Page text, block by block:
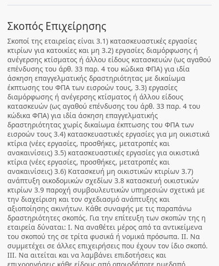
Σκοπός Επιχείρησης
Σκοποί της εταιρείας είναι 3.1) κατασκευαστικές εργασίες
κτιρίων για κατοικίες και μη 3.2) εργασίες διαμόρφωσης ή
ανέγερσης κτίσματος ή άλλου είδους κατασκευών (ως αγαθού
επένδυσης του άρθ. 33 παρ. 4 του κώδικα ΦΠΑ) για ιδία
άσκηση επαγγελματικής δραστηριότητας με δικαίωμα
έκπτωσης του ΦΠΑ των εισροών τους, 3.3) εργασίες
διαμόρφωσης ή ανέγερσης κτίσματος ή άλλου είδους
κατασκευών (ως αγαθού επένδυσης του άρθ. 33 παρ. 4 του
κώδικα ΦΠΑ) για ιδία άσκηση επαγγελματικής
δραστηριότητας χωρίς δικαίωμα έκπτωσης του ΦΠΑ των
εισροών τους 3.4) κατασκευαστικές εργασίες για μη οικιστικά
κτίρια (νέες εργασίες, προσθήκες, μετατροπές και
ανακαινίσεις) 3.5) κατασκευαστικές εργασίες για οικιστικά
κτίρια (νέες εργασίες, προσθήκες, μετατροπές και
ανακαινίσεις) 3.6) Κατασκευή μη οικιστικών κτιρίων 3.7)
ανάπτυξη οικοδομικών σχεδίων 3.8 κατασκευή οικιστικών
κτιρίων 3.9 παροχή συμβουλευτικών υπηρεσιών σχετικά με
την διαχείριση και τον σχεδιασμό ανάπτυξης και
αξιοποίησης ακινήτων. Κάθε συναφής με τις παραπάνω
δραστηριότητες σκοπός. Για την επίτευξη των σκοπών της η
εταιρεία δύναται: I. Να αναθέτει μέρος από τα αντικείμενα
του σκοπού της σε τρίτα φυσικά ή νομικά πρόσωπα. II. Να
συμμετέχει σε άλλες επιχειρήσεις που έχουν τον ίδιο σκοπό.
III. Να αιτείται και να λαμβάνει επιδοτήσεις και